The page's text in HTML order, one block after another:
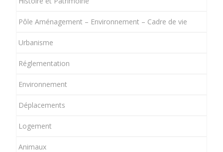
Pôle Aménagement – Environnement – Cadre de vie
Urbanisme
Réglementation
Environnement
Déplacements
Logement
Animaux